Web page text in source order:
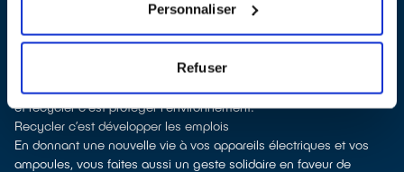
Personnaliser
Refuser
permet d’éviter la production de nouveaux produits en alimentant
le marché de l'occasion. Le recyclage permet d'éviter l'extraction
de matières premières brutes, leur transformation et leur transport,
en utilisant à la place des matières recyclées, ce qui génère
moins de pollution et préserve nos ressources naturelles. Donner
et recycler c'est protéger l'environnement.
Recycler c’est développer les emplois
En donnant une nouvelle vie à vos appareils électriques et vos
ampoules, vous faites aussi un geste solidaire en faveur de